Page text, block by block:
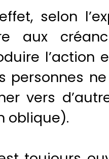
selon
aux
personnes
vers
oblique).